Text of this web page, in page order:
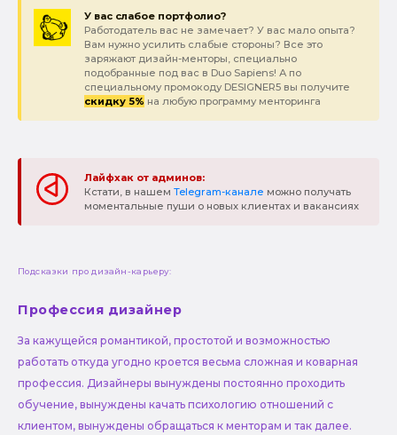
У вас слабое портфолио?
Работодатель вас не замечает? У вас мало опыта?
Вам нужно усилить слабые стороны? Все это
заряжают дизайн-менторы, специально
подобранные под вас в Duo Sapiens! А по
специальному промокоду DESIGNER5 вы получите
скидку 5% на любую программу менторинга
Лайфхак от админов:
Кстати, в нашем Telegram-канале можно получать
моментальные пуши о новых клиентах и вакансиях
Подсказки про дизайн-карьеру:
Профессия дизайнер
За кажущейся романтикой, простотой и возможностью
работать откуда угодно кроется весьма сложная и коварная
профессия. Дизайнеры вынуждены постоянно проходить
обучение, вынуждены качать психологию отношений с
клиентом, вынуждены обращаться к менторам и так далее.